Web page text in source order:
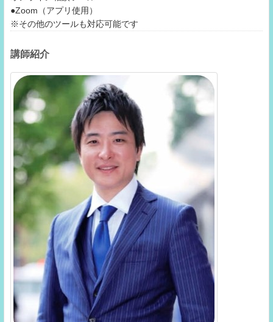
●Zoom（アプリ使用）
※その他のツールも対応可能です
講師紹介